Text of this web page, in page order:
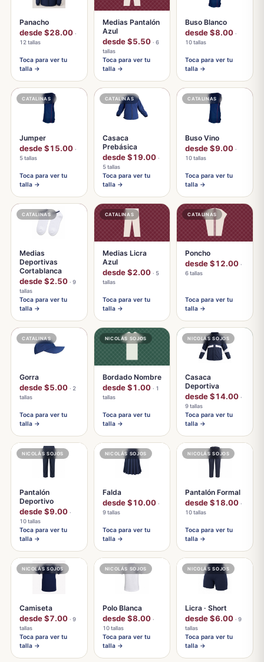
Panacho
desde $28.00 ·
12 tallas
Toca para ver tu
talla →
Medias Pantalón
Azul
desde $5.50 · 6
tallas
Toca para ver tu
talla →
Buso Blanco
desde $8.00 ·
10 tallas
Toca para ver tu
talla →
CATALINAS
Jumper
desde $15.00 ·
5 tallas
Toca para ver tu
talla →
CATALINAS
Casaca
Prebásica
desde $19.00 ·
5 tallas
Toca para ver tu
talla →
CATALINAS
Buso Vino
desde $9.00 ·
10 tallas
Toca para ver tu
talla →
CATALINAS
Medias
Deportivas
Cortablanca
desde $2.50 · 9
tallas
Toca para ver tu
talla →
CATALINAS
Medias Licra
Azul
desde $2.00 · 5
tallas
Toca para ver tu
talla →
CATALINAS
Poncho
desde $12.00 ·
6 tallas
Toca para ver tu
talla →
CATALINAS
Gorra
desde $5.00 · 2
tallas
Toca para ver tu
talla →
NICOLÁS SOJOS
Bordado Nombre
desde $1.00 · 1
tallas
Toca para ver tu
talla →
NICOLÁS SOJOS
Casaca
Deportiva
desde $14.00 ·
9 tallas
Toca para ver tu
talla →
NICOLÁS SOJOS
Pantalón
Deportivo
desde $9.00 ·
10 tallas
Toca para ver tu
talla →
NICOLÁS SOJOS
Falda
desde $10.00 ·
9 tallas
Toca para ver tu
talla →
NICOLÁS SOJOS
Pantalón Formal
desde $18.00 ·
10 tallas
Toca para ver tu
talla →
NICOLÁS SOJOS
Camiseta
desde $7.00 · 9
tallas
Toca para ver tu
talla →
NICOLÁS SOJOS
Polo Blanca
desde $8.00 ·
10 tallas
Toca para ver tu
talla →
NICOLÁS SOJOS
Licra · Short
desde $6.00 · 9
tallas
Toca para ver tu
talla →